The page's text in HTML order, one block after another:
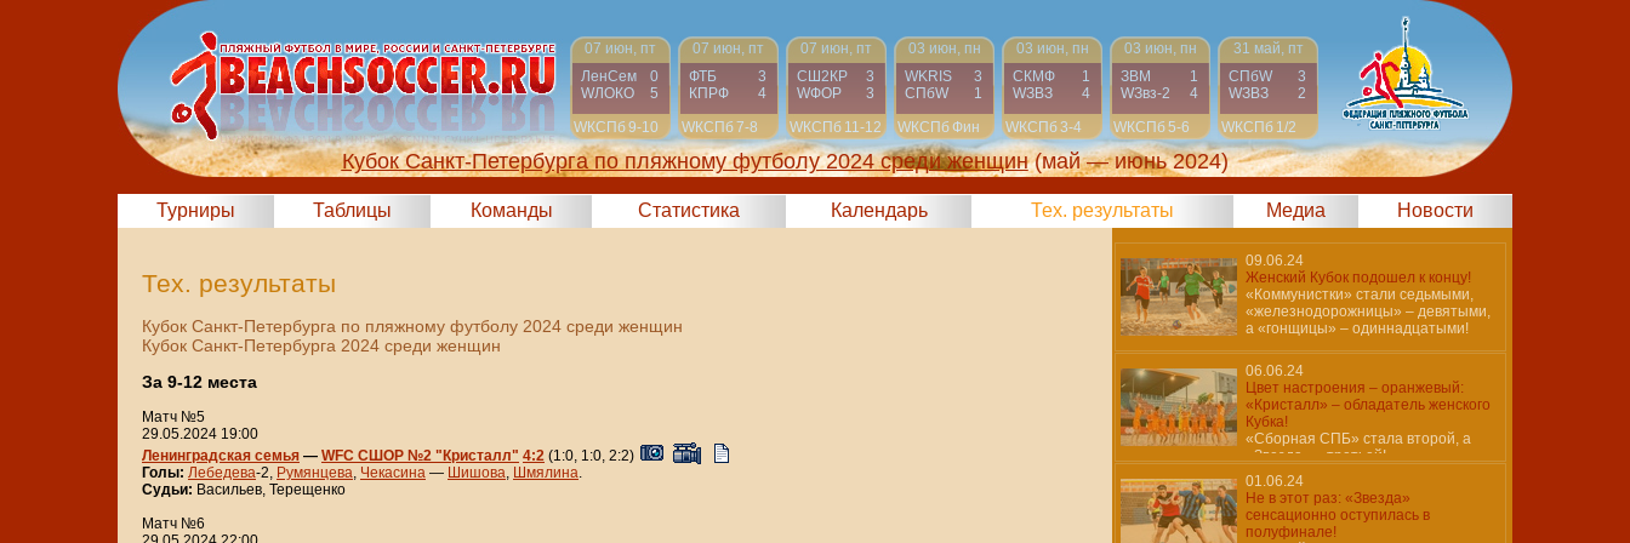
07 июн, пт
ЛенСем
0
WЛОКО
5
WКСПб9-10
07 июн, пт
ФТБ
3
КПРФ
4
WКСПб7-8
07 июн, пт
СШ2КР
3
WФОР
3
WКСПб 11-12
03 июн, пн
WKRIS
3
СПбW
1
WКСПбФин
03 июн, пн
СКМФ
1
WЗВЗ
4
WКСПб3-4
03 июн, пн
ЗВМ
1
WЗвз-2
4
WКСПб5-6
31 май, пт
СПбW
3
WЗВЗ
2
WКСПб 1/2
Кубок Санкт-Петербурга по пляжному футболу 2024 среди женщин (май — июнь 2024)
Турниры Таблицы Команды Статистика Календарь Тех. результаты Медиа Новости
Тех. результаты
Кубок Санкт-Петербурга по пляжному футболу 2024 среди женщин
Кубок Санкт-Петербурга 2024 среди женщин
За 9-12 места
Матч №5
29.05.2024 19:00
Ленинградская семья — WFC СШОР №2 "Кристалл" 4:2 (1:0, 1:0, 2:2)
Голы: Лебедева-2, Румянцева, Чекасина — Шишова, Шмялина.
Судьи: Васильев, Терещенко
Матч №6
09.06.24
Женский Кубок подошел к концу!
«Коммунистки» стали седьмыми,
«железнодорожницы» – девятыми,
а «гонщицы» – одиннадцатыми!
06.06.24
Цвет настроения – оранжевый:
«Кристалл» – обладатель женского
Кубка!
«Сборная СПБ» стала второй, а
«Звезда» – третьей!
01.06.24
Не в этот раз: «Звезда»
сенсационно оступилась в
полуфинале!